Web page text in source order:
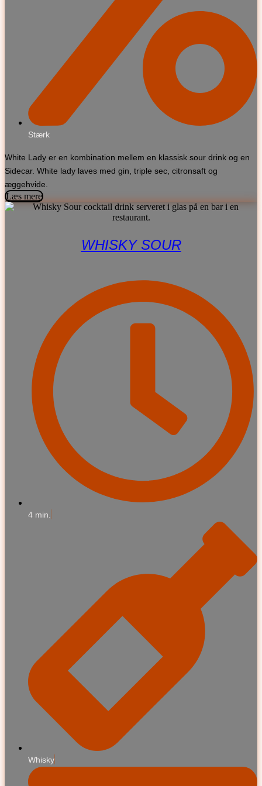
Stærk
White Lady er en kombination mellem en klassisk sour drink og en
Sidecar. White lady laves med gin, triple sec, citronsaft og
æggehvide.
Læs mere
WHISKY SOUR
4 min.
Whisky